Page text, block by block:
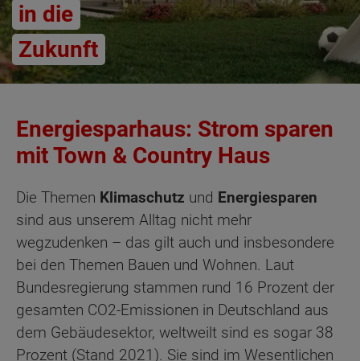
in die
Zukunft
Energiesparhaus: Strom sparen
mit Town & Country Haus
Die Themen Klimaschutz und Energiesparen
sind aus unserem Alltag nicht mehr
wegzudenken – das gilt auch und insbesondere
bei den Themen Bauen und Wohnen. Laut
Bundesregierung stammen rund 16 Prozent der
gesamten CO2-Emissionen in Deutschland aus
dem Gebäudesektor, weltweilt sind es sogar 38
Prozent (Stand 2021). Sie sind im Wesentlichen